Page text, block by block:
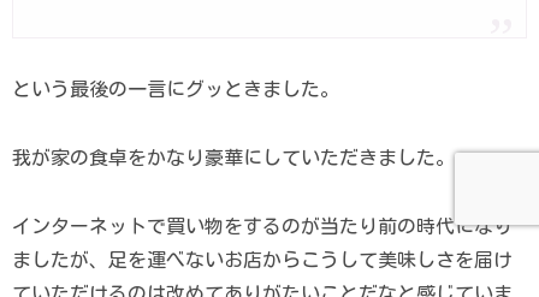
という最後の一言にグッときました。
我が家の食卓をかなり豪華にしていただきました。
インターネットで買い物をするのが当たり前の時代になり
ましたが、足を運べないお店からこうして美味しさを届け